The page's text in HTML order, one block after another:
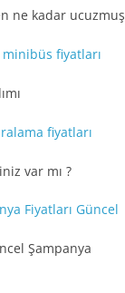
ne kadar ucuzmuş
minibüs fiyatları
fiyatları
var mı ?
Fiyatları Güncel
Şampanya